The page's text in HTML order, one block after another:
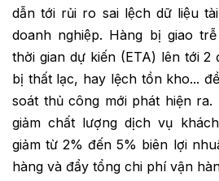
dẫn tới rủi ro sai lệch dữ liệu
doanh nghiệp. Hàng bị giao
thời gian dự kiến (ETA) lên tới
bị thất lạc, hay lệch tồn kho...
soát thủ công mới phát hiện
giảm chất lượng dịch vụ
giảm từ 2% đến 5% biên lợi
hàng và đẩy tổng chi phí vận